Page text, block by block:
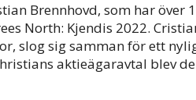
Brennhovd, som har över
North: Kjendis 2022.
slog sig samman för ett
aktieägaravtal blev